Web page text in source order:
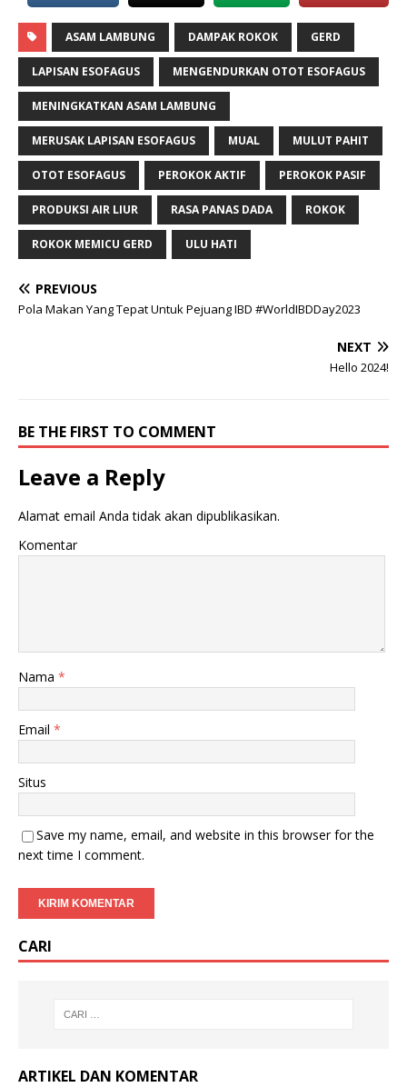
ASAM LAMBUNG DAMPAK ROKOK GERD
LAPISAN ESOFAGUS MENGENDURKAN OTOT ESOFAGUS
MENINGKATKAN ASAM LAMBUNG
MERUSAK LAPISAN ESOFAGUS MUAL MULUT PAHIT
OTOT ESOFAGUS PEROKOK AKTIF PEROKOK PASIF
PRODUKSI AIR LIUR RASA PANAS DADA ROKOK
ROKOK MEMICU GERD ULU HATI
PREVIOUS
Pola Makan Yang Tepat Untuk Pejuang IBD #WorldIBDDay2023
NEXT
Hello 2024!
BE THE FIRST TO COMMENT
Leave a Reply
Alamat email Anda tidak akan dipublikasikan.
Komentar
Nama *
Email *
Situs
Save my name, email, and website in this browser for the
next time I comment.
CARI
ARTIKEL DAN KOMENTAR